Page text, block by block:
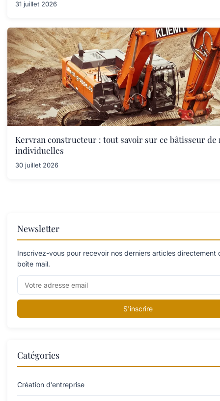
31 juillet 2026
Kervran constructeur : tout savoir sur ce bâtisseur de
individuelles
30 juillet 2026
Newsletter
Inscrivez-vous pour recevoir nos derniers articles directement
boîte mail.
S'inscrire
Catégories
Création d’entreprise